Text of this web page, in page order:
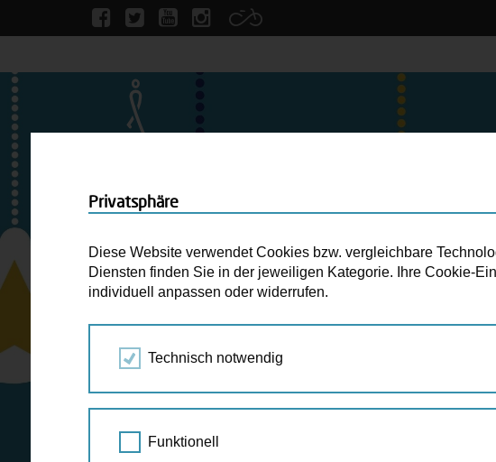
Privatsphäre
Diese Website verwendet Cookies bzw. vergleichbare
Diensten finden Sie in der jeweiligen Kategorie. Ihre Cookie-
individuell anpassen oder widerrufen.
Technisch notwendig
Funktionell